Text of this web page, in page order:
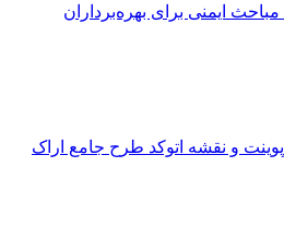
ایمنی برای بهره‌برداران